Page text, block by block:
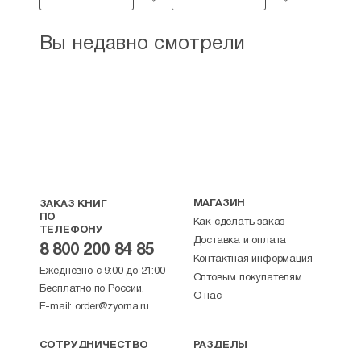
Вы недавно смотрели
ЗАКАЗ КНИГ
ПО
ТЕЛЕФОНУ
8 800 200 84 85
Ежедневно с 9:00 до 21:00
Бесплатно по России.
E-mail: order@zyorna.ru
МАГАЗИН
Как сделать заказ
Доставка и оплата
Контактная информация
Оптовым покупателям
О нас
СОТРУДНИЧЕСТВО РАЗДЕЛЫ